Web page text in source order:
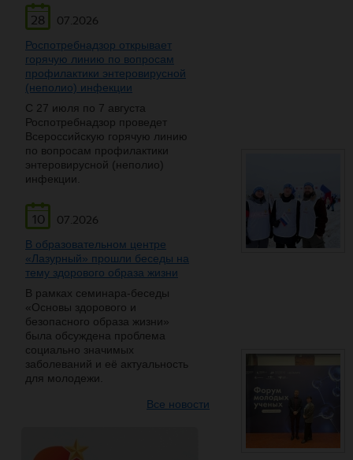
28
07.2026
Роспотребнадзор открывает
горячую линию по вопросам
профилактики энтеровирусной
(неполио) инфекции
С 27 июля по 7 августа
Роспотребнадзор проведет
Всероссийскую горячую линию
по вопросам профилактики
энтеровирусной (неполио)
инфекции.
10
07.2026
В образовательном центре
«Лазурный» прошли беседы на
тему здорового образа жизни
В рамках семинара-беседы
«Основы здорового и
безопасного образа жизни»
была обсуждена проблема
социально значимых
заболеваний и её актуальность
для молодежи.
Все новости